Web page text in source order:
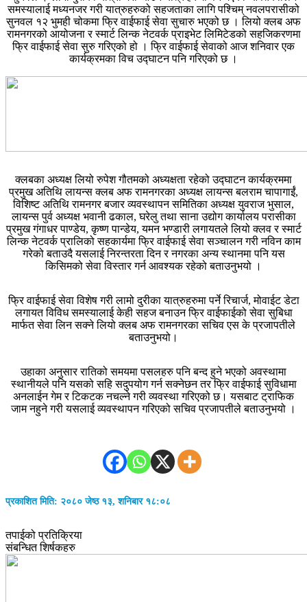
समस्यालाई मध्यनजर गरी यात्रुहरुको सहजताका लागि पश्चिम् नवलपरासीको
सुनवल १२ भुमही चोकमा फ्रि वाईफाई सेवा सुचारु भएको छ । लियो क्लब अफ
रामनगरको आयोजना र स्मार्ट लिन्क नेटवर्क प्राइभेट लिमिटेडको सहजिकरणमा
फ्रि वाईफाई सेवा सुरु गरिएको हो । फ्रि वाईफाई सेवाको आज शनिवार एक
कार्यक्रमका विच उद्घाटन पनि गरिएको छ ।
क्लबका अध्यक्ष लियो रुपेश गौतमको अध्यक्षता रहेको उद्घाटन कार्यक्रममा
प्रमुख अतिथि लायन्स क्लब अफ रामनगरका अध्यक्ष लायन्स बलराम चापागाईं,
विशिष्ट अतिथि रामनगर बजार व्यवस्थापन समितिका अध्यक्ष युवराज भुसाल,
लायन्स पुर्व अध्यक्ष भवानी ढकाल, घरेलु तथा साना उद्योग कार्यालय परासीका
प्रमुख गंगाधर पाण्डेय, कृष्ण पान्डेय, यमन भण्डारी लगायतले लियो क्लव र स्मार्ट
लिन्क नेटवर्क प्रालिको सहकार्यमा फ्रि वाईफाई सेवा सञ्चालन गरी नविन काम
गरेको बताउदै यसलाई निरन्तरता दिन र नगरका अन्य स्थानमा पनि यस
किसिमको सेवा विस्तार गर्न आवश्यक रहेको बताउनुभयो ।
फ्रि वाईफाई सेवा विशेष गरी लामो दुरीका यात्रुहरुमा पर्ने रिचार्ज, मोवाईट डेटा
लगायत विविध समस्यालाई केही सहज बनाउन फ्रि वाईफाईको सेवा सुबिधा
मार्फत सेवा लिन सक्ने लियो क्लब अफ रामनगरका सचिव एस के प्रजापतीले
बताउनुभयो।
उहाका अनुसार रातिको समयमा पसलहरु पनि बन्द हुने भएको अवस्थामा
स्थानीयले पनि यसको सहि सदुपयोग गर्न सक्नेछन तर फ्रि वाईफाई सुविधामा
अनलाईन गेम र टिकटक नचल्ने गरी व्यवस्था गरिएको छ। यसबाट ट्राफिक
जाम नहुने गरी यसलाई व्यवस्थापन गरिएको सचिव प्रजापतीले बताउनुभयो ।
प्रकाशित मिति: २०८० जेष्ठ १३, शनिबार १८:०८
तपाईको प्रतिक्रिया
संबन्धित शिर्षकहरु